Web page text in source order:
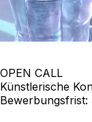
OPEN CALL
Künstlerische
Bewerbungsfrist: